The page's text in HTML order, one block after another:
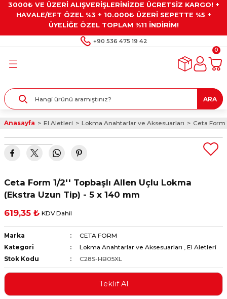
3000₺ VE ÜZERİ ALIŞVERİŞLERİNİZDE ÜCRETSİZ KARGO! +
HAVALE/EFT ÖZEL %3 + 10.000₺ ÜZERİ SEPETTE %5 +
ÜYELİĞE ÖZEL TOPLAM %11 İNDİRİM!
+90 536 475 19 42
Geri Dön
Geri Dön
Geri Dön
Gresler
Geri Dön
Alet Setleri
ve Multimetreler
ve Penseler
Geri Dön
Taşları ve
ARA
0
Anasayfa El Aletleri Lokma Anahtarlar ve Aksesuarları Ceta Form
Ceta Form 1/2'' Topbaşlı Allen Uçlu Lokma
(Ekstra Uzun Tip) - 5 x 140 mm
619,35 ₺ KDV Dahil
Marka
CETA FORM
Kategori
Lokma Anahtarlar ve Aksesuarları , El Aletleri
Stok Kodu
C28S-HB05XL
Teklif Al